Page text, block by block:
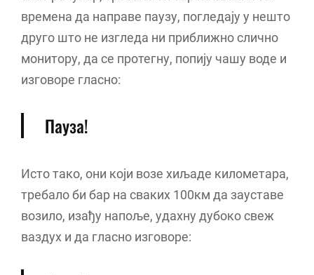
времена да направе паузу, погледају у нешто
друго што не изгледа ни приближно слично
монитору, да се протегну, попију чашу воде и
изговоре гласно:
Пауза!
Исто тако, они који возе хиљаде километара,
требало би бар на сваких 100км да зауставе
возило, изађу напоље, удахну дубоко свеж
ваздух и да гласно изговоре: